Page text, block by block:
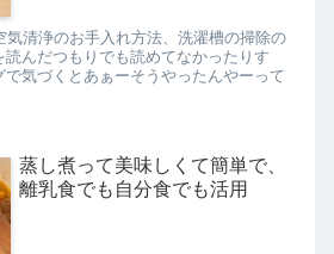
気清浄のお手入れ方法、洗濯槽の掃除の
んだつもりでも読めてなかったりす
気づくとあぁーそうやったんやーって
蒸し煮って美味しくて簡単で、
離乳食でも自分食でも活用